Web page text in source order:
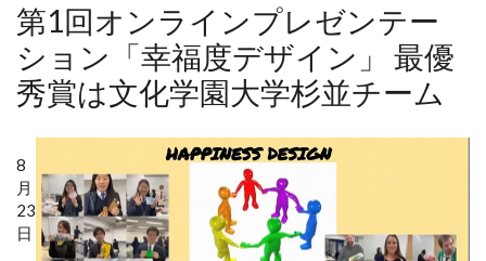
第1回オンラインプレゼンテー
ション「幸福度デザイン」 最優
秀賞は文化学園大学杉並チーム
8
月
23
日